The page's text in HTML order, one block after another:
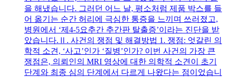
을 해냈습니다. 그러던 어느 날, 평소처럼 제품 박스를 들
어 옮기는 순간 허리에 극심한 통증을 느끼며 쓰러졌고,
병원에서 ‘제4-5요추간 추간판 탈출증’이라는 진단을 받
았습니다.Ⅱ. 사건의 쟁점 및 해결방법 1. 쟁점: 엇갈린 의
학적 소견, ‘사고’인가 ‘질병’인가? 이번 사건의 가장 큰
쟁점은, 의뢰인의 MRI 영상에 대한 의학적 소견이 초기
단계와 최종 심의 단계에서 다르게 나왔다는 점이었습니